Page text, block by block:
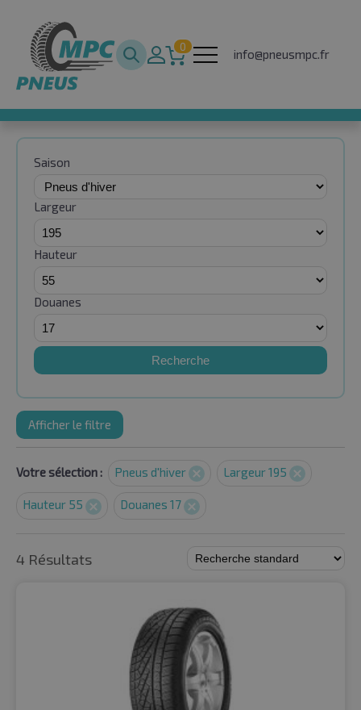
0
info@pneusmpc.fr
Saison
Largeur
Hauteur
Douanes
Recherche
Afficher le filtre
Votre sélection : Pneus d'hiver Largeur 195
Hauteur 55 Douanes 17
4 Résultats